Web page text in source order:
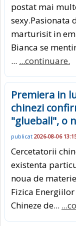
postat mai
sexy.Pasionata
marturisit in
Bianca se
... ...continuare.
Premiera in
chinezi
"glueball", o
publicat 2026-08-06
Cercetatorii
existenta
noua de
Fizica
Chineze de...